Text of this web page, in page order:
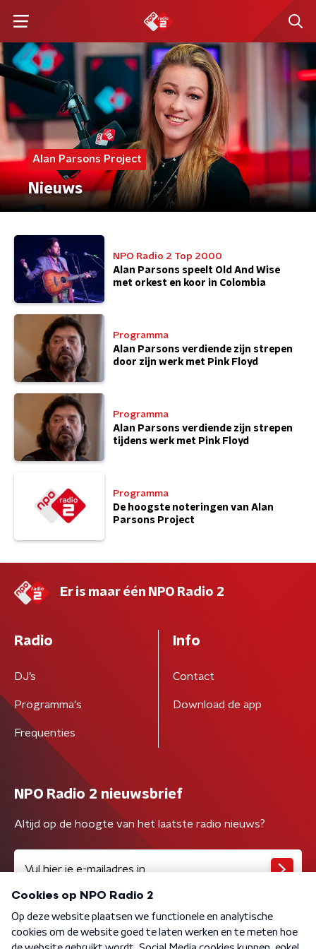
Alan Parsons Project
Nieuws
NPO Radio 2 Top 2000
Alan Parsons speelt Old And Wise
met orkest en koor in Colombia
Programma
Alan Parsons verdiende zijn strepen
door zijn werk met Pink Floyd
Programma
Alan Parsons verdiende zijn strepen
tijdens werk met Pink Floyd
Programma
De hoogste noteringen van Alan
Parsons Project
Er is maar één NPO Radio 2
Radio
DJ’s
Programma's
Frequenties
Info
Contact
Download de app
NPO Radio 2 nieuwsbrief
Altijd op de hoogte van het laatste radio nieuws?